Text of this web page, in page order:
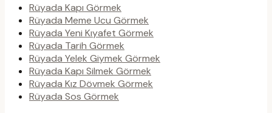
Rüyada Kapı Görmek
Rüyada Meme Ucu Görmek
Rüyada Yeni Kıyafet Görmek
Rüyada Tarih Görmek
Rüyada Yelek Giymek Görmek
Rüyada Kapı Silmek Görmek
Rüyada Kız Dövmek Görmek
Rüyada Sos Görmek